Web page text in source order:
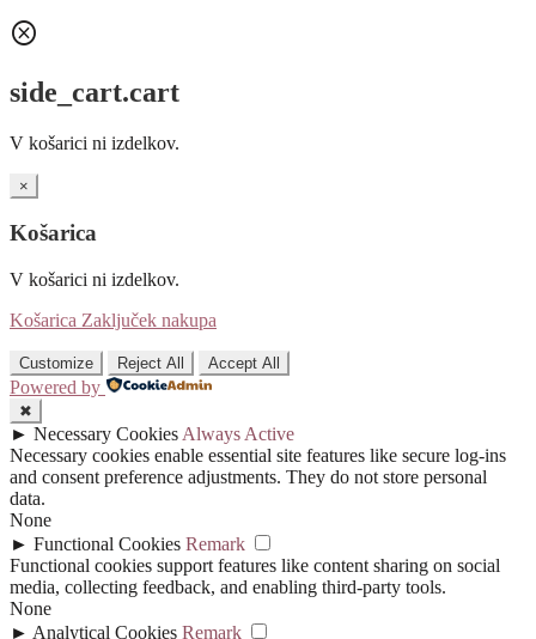
cancel
side_cart.cart
V košarici ni izdelkov.
×
Košarica
V košarici ni izdelkov.
Košarica Zaključek nakupa
Customize Reject All Accept All
Powered by
✖
► Necessary Cookies Always Active
Necessary cookies enable essential site features like secure log-ins
and consent preference adjustments. They do not store personal
data.
None
► Functional Cookies Remark
Functional cookies support features like content sharing on social
media, collecting feedback, and enabling third-party tools.
None
► Analytical Cookies Remark